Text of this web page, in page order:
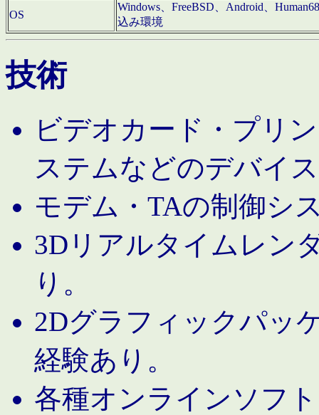
OS
Windows、FreeBSD、Android、
込み環境
技術
ビデオカード・プリ
ステムなどのデバイ
モデム・TAの制御シ
3Dリアルタイムレン
り。
2Dグラフィックパッ
経験あり。
各種オンラインソフ